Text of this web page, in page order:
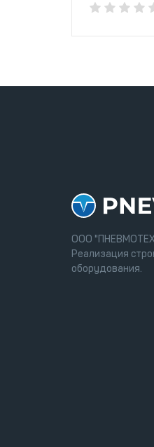
ООО
Реализация
оборудования.